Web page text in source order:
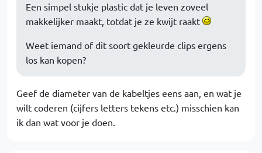
Een simpel stukje plastic dat je leven zoveel
makkelijker maakt, totdat je ze kwijt raakt
Weet iemand of dit soort gekleurde clips ergens
los kan kopen?
Geef de diameter van de kabeltjes eens aan, en wat je
wilt coderen (cijfers letters tekens etc.) misschien kan
ik dan wat voor je doen.